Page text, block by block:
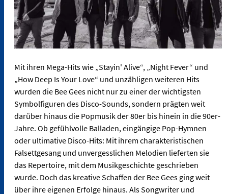
Mit ihren Mega-Hits wie „Stayin' Alive“, „Night Fever“ und
„How Deep Is Your Love“ und unzähligen weiteren Hits
wurden die Bee Gees nicht nur zu einer der wichtigsten
Symbolfiguren des Disco-Sounds, sondern prägten weit
darüber hinaus die Popmusik der 80er bis hinein in die 90er-
Jahre. Ob gefühlvolle Balladen, eingängige Pop-Hymnen
oder ultimative Disco-Hits: Mit ihrem charakteristischen
Falsettgesang und unvergesslichen Melodien lieferten sie
das Repertoire, mit dem Musikgeschichte geschrieben
wurde. Doch das kreative Schaffen der Bee Gees ging weit
über ihre eigenen Erfolge hinaus. Als Songwriter und